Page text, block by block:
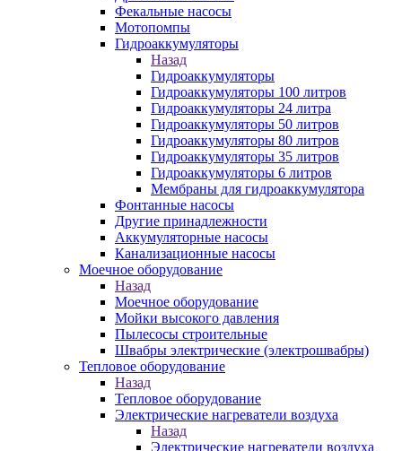
Фекальные насосы
Мотопомпы
Гидроаккумуляторы
Назад
Гидроаккумуляторы
Гидроаккумуляторы 100 литров
Гидроаккумуляторы 24 литра
Гидроаккумуляторы 50 литров
Гидроаккумуляторы 80 литров
Гидроаккумуляторы 35 литров
Гидроаккумуляторы 6 литров
Мембраны для гидроаккумулятора
Фонтанные насосы
Другие принадлежности
Аккумуляторные насосы
Канализационные насосы
Моечное оборудование
Назад
Моечное оборудование
Мойки высокого давления
Пылесосы строительные
Швабры электрические (электрошвабры)
Тепловое оборудование
Назад
Тепловое оборудование
Электрические нагреватели воздуха
Назад
Электрические нагреватели воздуха